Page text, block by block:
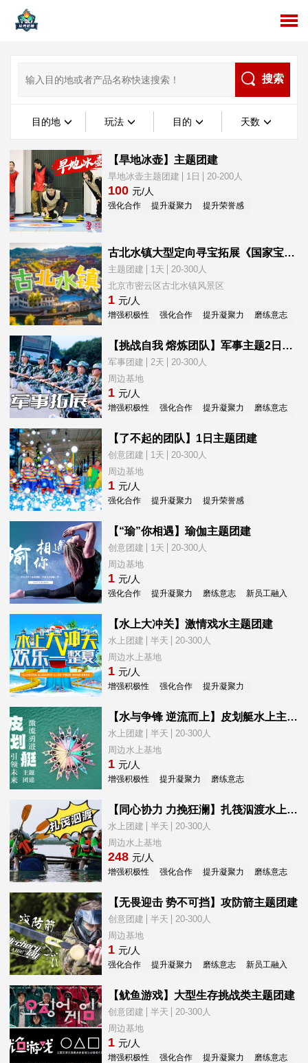
搜索
目的地 玩法 目的 天数
【旱地冰壶】主题团建
旱地冰壶主题团建 1日 20-200人
100 元/人
强化合作 提升凝聚力 提升荣誉感
古北水镇大型定向寻宝拓展《国家宝藏》一日团建
主题团建 1天
20-300人
北京市密云区古北水镇风景区
1 元/人
增强积极性 强化合作 提升凝聚力 磨练意志
【挑战自我 熔炼团队】军事主题2日团建
军事团建 2天
20-300人
周边基地
1 元/人
增强积极性 强化合作 提升凝聚力 磨练意志
【了不起的团队】1日主题团建
创意团建 1天
20-300人
周边基地
1 元/人
强化合作 提升凝聚力 提升荣誉感
【“瑜”你相遇】瑜伽主题团建
创意团建 1天
20-300人
周边基地
1 元/人
强化合作 提升凝聚力 磨练意志 新员工融入
【水上大冲关】激情戏水主题团建
水上团建 半天
20-300人
周边水上基地
1 元/人
增强积极性 强化合作 提升凝聚力
【水与争锋 逆流而上】皮划艇水上主题团建
水上团建 半天
20-300人
周边水上基地
1 元/人
增强积极性 提升凝聚力 磨练意志
【同心协力 力挽狂澜】扎筏泅渡水上团建
水上团建 半天
20-300人
周边水上基地
248 元/人
增强积极性 强化合作 提升凝聚力 磨练意志
【无畏迎击 势不可挡】攻防箭主题团建
创意团建 半天
20-300人
周边基地
1 元/人
强化合作 提升凝聚力 磨练意志 新员工融入
【鱿鱼游戏】大型生存挑战类主题团建
创意团建 半天
20-300人
周边基地
1 元/人
增强积极性 强化合作 提升凝聚力 磨练意志